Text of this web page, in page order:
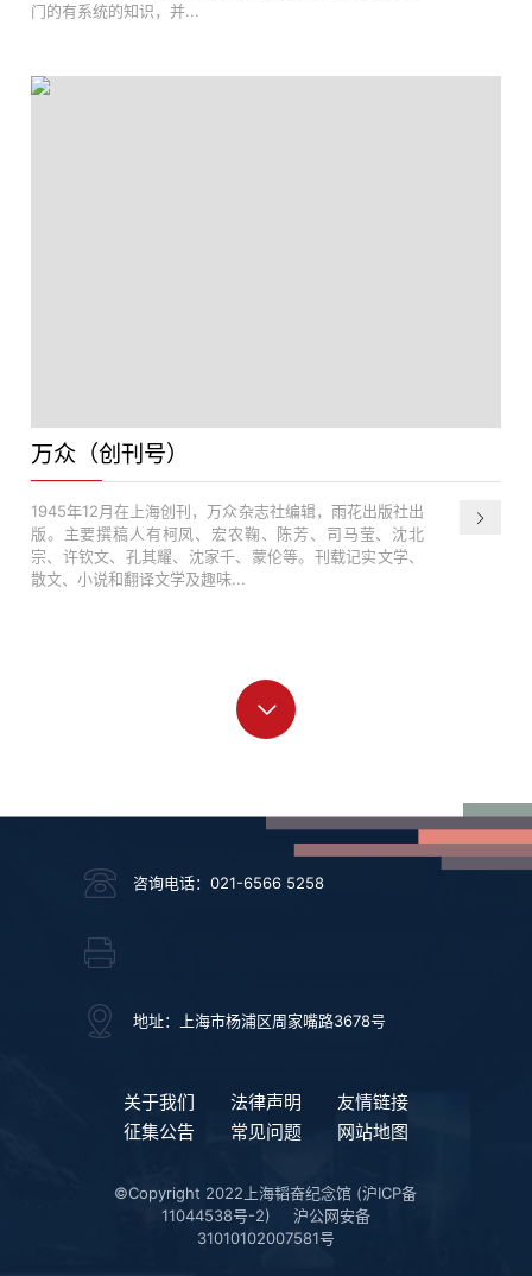
门的有系统的知识，并...
万众（创刊号）
1945年12月在上海创刊，万众杂志社编辑，雨花出版社出
版。主要撰稿人有柯凤、宏农鞠、陈芳、司马莹、沈北
宗、许钦文、孔其耀、沈家千、蒙伦等。刊载记实文学、
散文、小说和翻译文学及趣味...
咨询电话：021-6566 5258
地址：上海市杨浦区周家嘴路3678号
关于我们 法律声明
友情链接
征集公告
常见问题 网站地图
©Copyright 2022上海韬奋纪念馆 (沪ICP备
11044538号-2)
沪公网安备
31010102007581号